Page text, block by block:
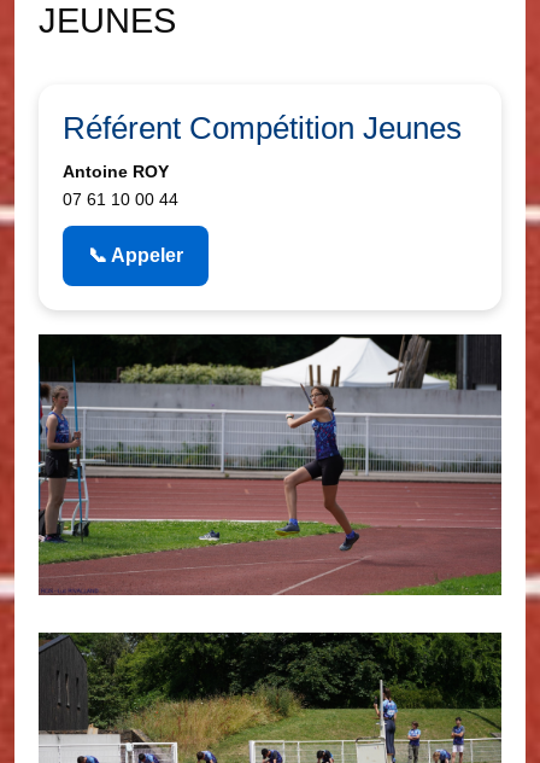
JEUNES
Référent Compétition Jeunes
Antoine ROY
07 61 10 00 44
📞 Appeler